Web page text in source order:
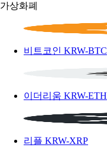
가상화폐
비트코인 KRW-BTC
이더리움 KRW-ETH
리플 KRW-XRP